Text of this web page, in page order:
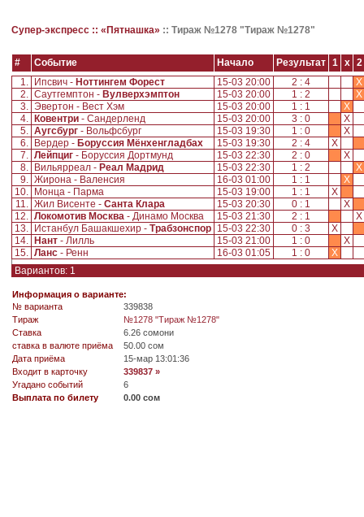
Супер-экспресс :: «Пятнашка» :: Тираж №1278 "Тираж №1278"
# Событие Начало Результат 1 x
2
1.
Ипсвич - Ноттингем Форест 15-03 20:00 2 : 4
X
2. Саутгемптон - Вулверхэмптон 15-03 20:00 1 : 2
X
3. Эвертон - Вест Хэм 15-03 20:00 1 : 1
X
4.
Ковентри - Сандерленд 15-03 20:00 3 : 0
X
5. Аугсбург - Вольфсбург 15-03 19:30 1 : 0
X
6.
Вердер - Боруссия Мёнхенгладбах 15-03 19:30 2 : 4
X
7. Лейпциг - Боруссия Дортмунд 15-03 22:30 2 : 0
X
8.
Вильярреал - Реал Мадрид 15-03 22:30 1 : 2
X
9. Жирона - Валенсия 16-03 01:00 1 : 1
X
10.
Монца - Парма 15-03 19:00 1 : 1
X
11. Жил Висенте - Санта Клара 15-03 20:30 0 : 1
X
12. Локомотив Москва - Динамо Москва 15-03 21:30 2 : 1
X
13.
Истанбул Башакшехир - Трабзонспор 15-03 22:30 0 : 3
X
14.
Нант - Лилль 15-03 21:00 1 : 0
X
15. Ланс - Ренн 16-03 01:05 1 : 0
X
Вариантов: 1
Информация о варианте:
№ варианта
339838
Tираж
№1278 "Тираж №1278"
Ставка
6.26 сомони
ставка в валюте приёма
50.00 сом
Дата приёма
15-мар 13:01:36
Входит в карточку
339837 »
Угадано событий
6
Выплата по билету
0.00 сом